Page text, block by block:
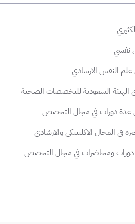
نفسي
علم النفس الارشادي
السعودية للتخصصات الصحية
دورات في مجال التخصص
في المجال الاكلينيكي والارشادي
دورات ومحاضرات في مجال التخصص